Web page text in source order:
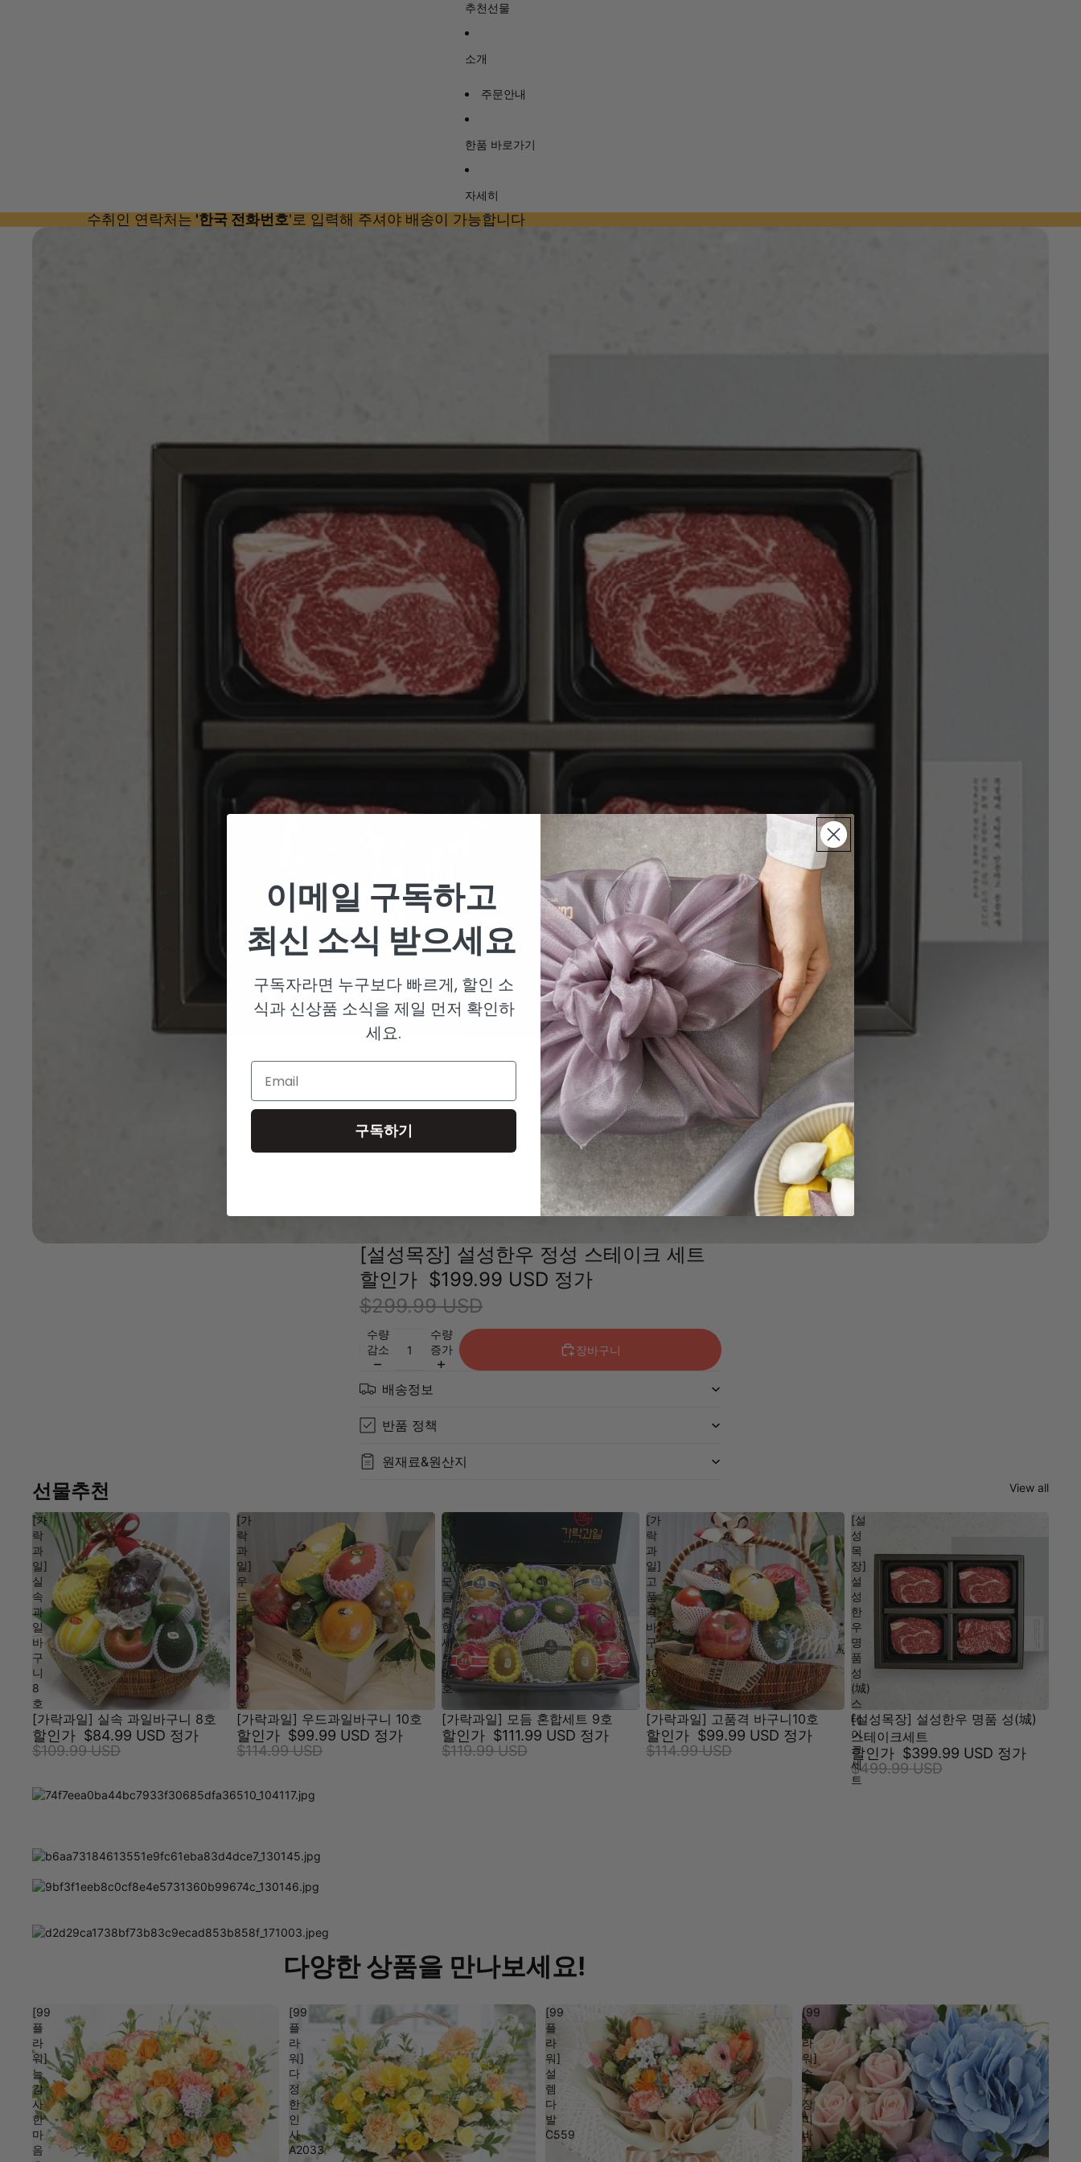
추천선물
소개
주문안내
한품 바로가기
자세히
수취인 연락처는 '한국 전화번호'로 입력해 주셔야 배송이 가능합니다
[설성목장] 설성한우 정성 스테이크 세트
할인가 $199.99 USD 정가
$299.99 USD
수량
감소
수량
증가
장바구니
배송정보
반품 정책
원재료&원산지
선물추천 View all
[가
락
과
일]
실
속
과
일
바
구
니
8
호
[가락과일] 실속 과일바구니 8호
할인가 $84.99 USD 정가
$109.99 USD
[가
락
과
일]
우
드
과
일
바
구
니
10
호
[가락과일] 우드과일바구니 10호
할인가 $99.99 USD 정가
$114.99 USD
[가
락
과
일]
모
듬
혼
합
세
트
9
호
[가락과일] 모듬 혼합세트 9호
할인가 $111.99 USD 정가
$119.99 USD
[가
락
과
일]
고
품
격
바
구
니
10
호
[가락과일] 고품격 바구니10호
할인가 $99.99 USD 정가
$114.99 USD
[설
성
목
장]
설
성
한
우
명
품
성
(城)
스
테
이
크
세
트
[설성목장] 설성한우 명품 성(城)
스테이크세트
할인가 $399.99 USD 정가
$499.99 USD
다양한 상품을 만나보세요!
[99
플
라
워]
늘
감
사
한
마
음
[99
플
라
워]
다
정
한
인
사
A2033
[99
플
라
워]
설
렘
다
발
C559
[99
플
라
워]
수
국
장
미
바
구
이메일 구독하고
최신 소식 받으세요
구독자라면 누구보다 빠르게, 할인 소
식과 신상품 소식을 제일 먼저 확인하
세요.
Email
구독하기